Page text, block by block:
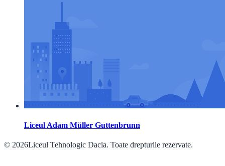
Liceul Adam Müller Guttenbrunn
© 2026Liceul Tehnologic Dacia. Toate drepturile rezervate.